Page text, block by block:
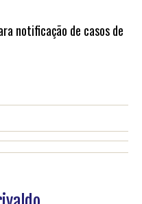
notificação de casos de